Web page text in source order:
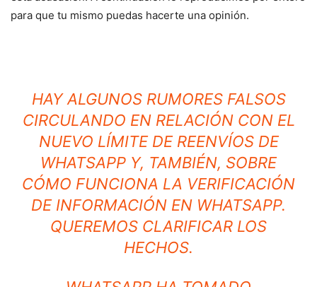
para que tu mismo puedas hacerte una opinión.
HAY ALGUNOS RUMORES FALSOS
CIRCULANDO EN RELACIÓN CON EL
NUEVO LÍMITE DE REENVÍOS DE
WHATSAPP Y, TAMBIÉN, SOBRE
CÓMO FUNCIONA LA VERIFICACIÓN
DE INFORMACIÓN EN WHATSAPP.
QUEREMOS CLARIFICAR LOS
HECHOS.